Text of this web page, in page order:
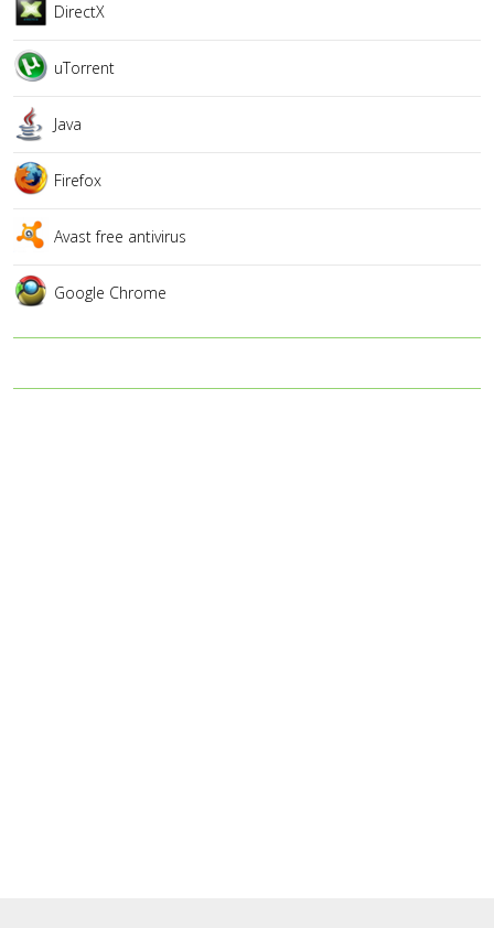
DirectX
uTorrent
Java
Firefox
Avast free antivirus
Google Chrome